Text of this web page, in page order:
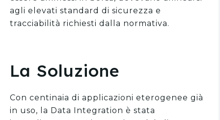
agli elevati standard di sicurezza e
tracciabilità richiesti dalla normativa.
La Soluzione
Con centinaia di applicazioni eterogenee già
in uso, la Data Integration è stata